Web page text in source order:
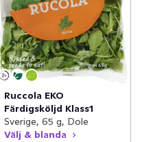
Ruccola EKO
Färdigsköljd Klass1
Sverige, 65 g, Dole
Välj & blanda